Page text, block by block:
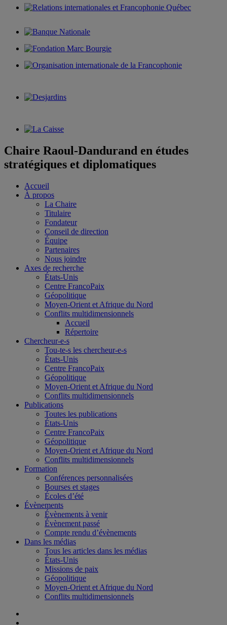
Chaire Raoul-Dandurand en études
stratégiques et diplomatiques
Accueil
À propos
La Chaire
Titulaire
Fondateur
Conseil de direction
Équipe
Partenaires
Nous joindre
Axes de recherche
États-Unis
Centre FrancoPaix
Géopolitique
Moyen-Orient et Afrique du Nord
Conflits multidimensionnels
Accueil
Répertoire
Chercheur-e-s
Tou-te-s les chercheur-e-s
États-Unis
Centre FrancoPaix
Géopolitique
Moyen-Orient et Afrique du Nord
Conflits multidimensionnels
Publications
Toutes les publications
États-Unis
Centre FrancoPaix
Géopolitique
Moyen-Orient et Afrique du Nord
Conflits multidimensionnels
Formation
Conférences personnalisées
Bourses et stages
Écoles d’été
Évènements
Évènements à venir
Évènement passé
Compte rendu d’évènements
Dans les médias
Tous les articles dans les médias
États-Unis
Missions de paix
Géopolitique
Moyen-Orient et Afrique du Nord
Conflits multidimensionnels